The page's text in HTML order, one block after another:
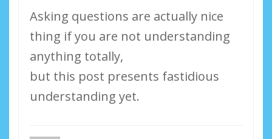
Asking questions are actually nice
thing if you are not understanding
anything totally,
but this post presents fastidious
understanding yet.